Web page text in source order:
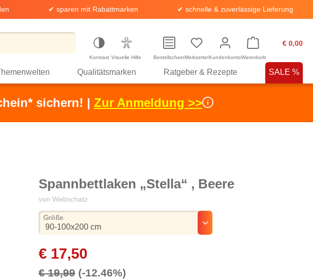
✔ sparen mit Rabattmarken ✔ schnelle & zuverlässige Lieferung
Kontrast Visuelle Hilfe BestellscheinMerkzettelKundenkonto
€ 0,00
Warenkorb
Qualitätsmarken Ratgeber & Rezepte SALE %
sichern! | Zur Anmeldung >>
Spannbettlaken „Stella“ , Beere
von Webschatz
€ 17,50
€ 19,99 (-12.46%)
Größeauswählen